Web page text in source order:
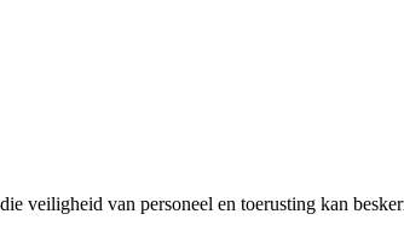
veiligheid van personeel en toerusting kan